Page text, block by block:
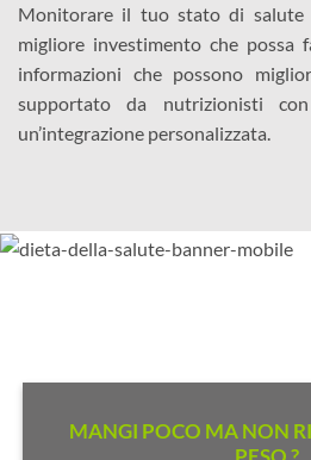
Monitorare il tuo stato di
migliore investimento che possa
informazioni che possono
supportato da nutrizionisti
un’integrazione personalizzata.
MANGI POCO MA NON